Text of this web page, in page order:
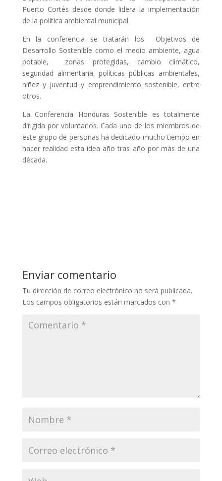
Puerto Cortés desde donde lidera la implementación
de la política ambiental municipal.
En la conferencia se tratarán los Objetivos de
Desarrollo Sostenible como el medio ambiente, agua
potable, zonas protegidas, cambio climático,
seguridad alimentaria, políticas públicas ambientales,
niñez y juventud y emprendimiento sostenible, entre
otros.
La Conferencia Honduras Sostenible es totalmente
dirigida por voluntarios. Cada uno de los miembros de
este grupo de personas ha dedicado mucho tiempo en
hacer realidad esta idea año tras año por más de una
década.
Enviar comentario
Tu dirección de correo electrónico no será publicada.
Los campos obligatorios están marcados con *